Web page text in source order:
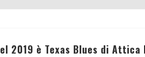
2019 è Texas Blues di Attica